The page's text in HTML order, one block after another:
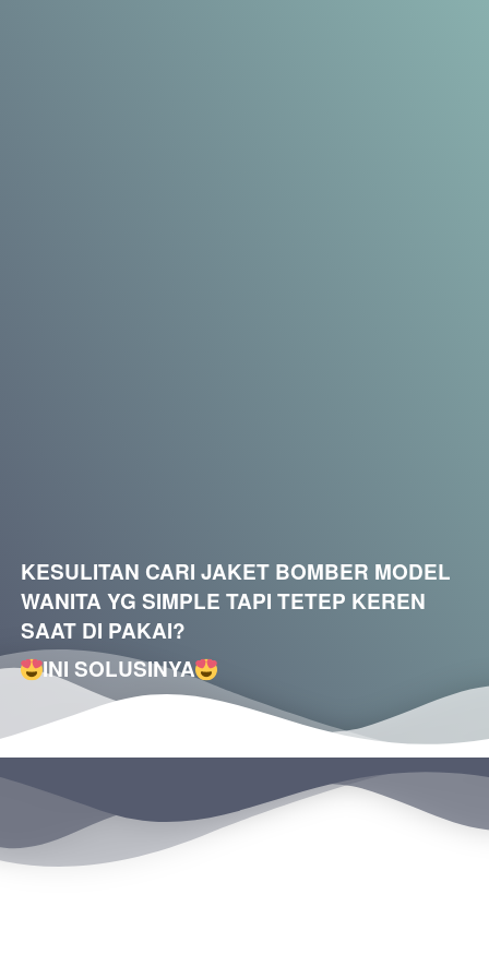
KESULITAN CARI JAKET BOMBER MODEL
WANITA YG SIMPLE TAPI TETEP KEREN
SAAT DI PAKAI?
INI SOLUSINYA